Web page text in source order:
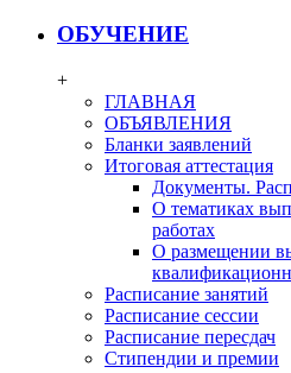
ОБУЧЕНИЕ
+
ГЛАВНАЯ
ОБЪЯВЛЕНИЯ
Бланки заявлений
Итоговая аттестация
Документы.
О тематиках
работах
О размещении
Расписание занятий
Расписание сессии
Расписание пересдач
Стипендии и премии